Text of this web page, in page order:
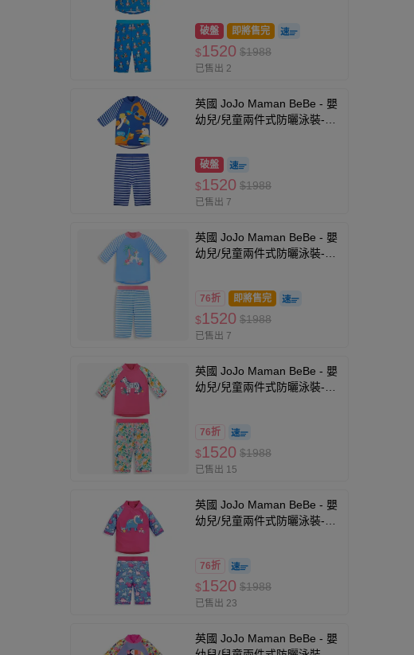
破盤 即將售完
$1520 $1988
已售出 2
英國 JoJo Maman BeBe - 嬰
幼兒/兒童兩件式防曬泳裝-夏
破盤
$1520 $1988
已售出 7
英國 JoJo Maman BeBe - 嬰
幼兒/兒童兩件式防曬泳裝-夢
76折 即將售完
$1520 $1988
已售出 7
英國 JoJo Maman BeBe - 嬰
幼兒/兒童兩件式防曬泳裝-花
76折
$1520 $1988
已售出 15
英國 JoJo Maman BeBe - 嬰
幼兒/兒童兩件式防曬泳裝-粉
76折
$1520 $1988
已售出 23
英國 JoJo Maman BeBe - 嬰